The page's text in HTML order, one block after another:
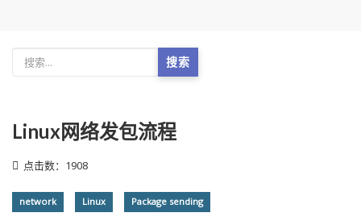
搜索
Linux网络发包流程
点击数：1908
network Linux Package sending